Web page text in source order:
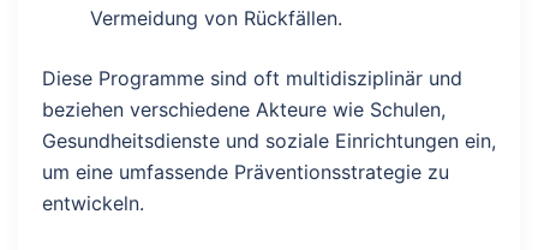
Vermeidung von Rückfällen.
Diese Programme sind oft multidisziplinär und
beziehen verschiedene Akteure wie Schulen,
Gesundheitsdienste und soziale Einrichtungen ein,
um eine umfassende Präventionsstrategie zu
entwickeln.